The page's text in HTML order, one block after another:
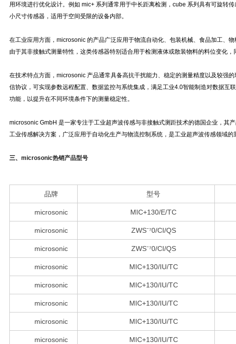
用环境进行优化设计。例如 mic+ 系列通常用于中长距离检测，cube 系列具有可旋转
小尺寸传感器，适用于空间受限的设备内部。
在工业应用方面，microsonic 的产品广泛应用于物流自动化、包装机械、食品加工、
由于其非接触式测量特性，这类传感器特别适合用于检测液体或散装物料的料位变化，
在技术特点方面，microsonic 产品通常具备高抗干扰能力、稳定的测量精度以及较强
信协议，可实现参数远程配置、数据监控与系统集成，满足工业4.0智能制造对数据互
功能，以提升在不同环境条件下的测量稳定性。
microsonic GmbH 是一家专注于工业超声波传感与非接触式测距技术的德国企业，其
工业传感解决方案，广泛应用于自动化生产与物流控制系统，是工业超声波传感领域的
三、 microsonic热销产品型号
品牌 型号
microsonic MIC+130/E/TC
microsonic ZWS⁻⁷0/CI/QS
microsonic ZWS⁻⁷0/CI/QS
microsonic MIC+130/IU/TC
microsonic MIC+130/IU/TC
microsonic MIC+130/IU/TC
microsonic MIC+130/IU/TC
microsonic MIC+130/IU/TC